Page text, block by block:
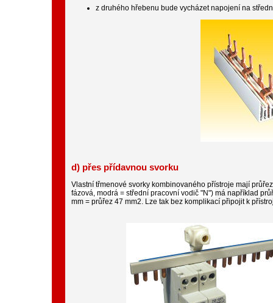
z druhého hřebenu bude vycházet napojení na
d) přes přídavnou svorku
Vlastní třmenové svorky kombinovaného přístroje mají
fázová, modrá = střední pracovní vodič "N") má například
mm = průřez 47 mm2. Lze tak bez komplikací připojit k